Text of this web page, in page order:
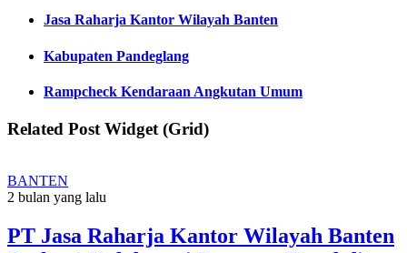
Jasa Raharja Kantor Wilayah Banten
Kabupaten Pandeglang
Rampcheck Kendaraan Angkutan Umum
Related Post Widget (Grid)
BANTEN
2 bulan yang lalu
PT Jasa Raharja Kantor Wilayah Banten